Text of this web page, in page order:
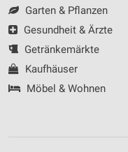
Garten & Pflanzen
Gesundheit & Ärzte
Getränkemärkte
Kaufhäuser
Möbel & Wohnen